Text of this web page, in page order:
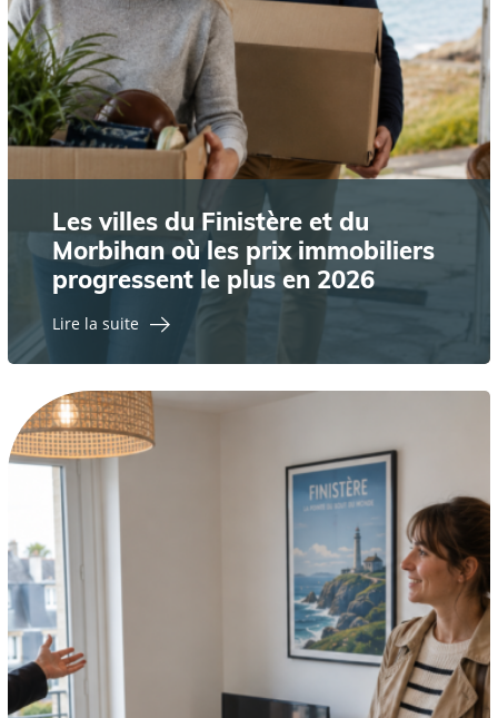
Les villes du Finistère et du
Morbihan où les prix immobiliers
progressent le plus en 2026
Lire la suite